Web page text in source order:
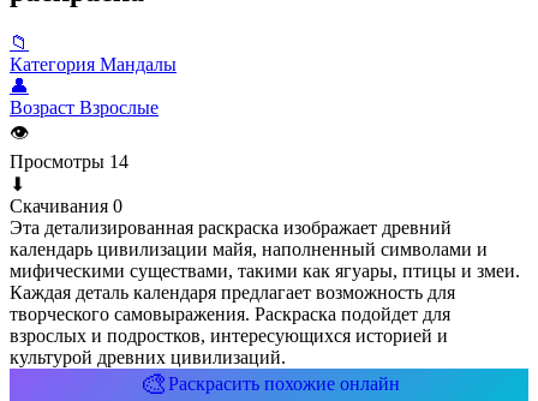
📁
Категория Мандалы
👤
Возраст Взрослые
👁
Просмотры 14
⬇
Скачивания 0
Эта детализированная раскраска изображает древний
календарь цивилизации майя, наполненный символами и
мифическими существами, такими как ягуары, птицы и змеи.
Каждая деталь календаря предлагает возможность для
творческого самовыражения. Раскраска подойдет для
взрослых и подростков, интересующихся историей и
культурой древних цивилизаций.
🎨Раскрасить похожие онлайн